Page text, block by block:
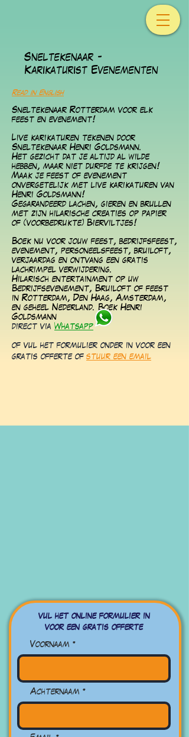
Sneltekenaar -
Karikaturist Evenementen
Read in English
Sneltekenaar Rotterdam voor elk
feest en evenement!
Live karikaturen tekenen door
Sneltekenaar Henri Goldsmann.
Het gezicht dat je altijd al wilde
hebben, maar niet durfde te krijgen!
Maak je feest of evenement
onvergetelijk met live karikaturen van
Henri Goldsmann!
Gegarandeerd lachen, gieren en brullen
met zijn hilarische creaties op papier
of (voorbedrukte) Bierviltjes!
Boek nu voor jouw feest, bedrijfsfeest,
evenement, personeelsfeest, bruiloft,
verjaardag en ontvang een gratis
lachrimpel verwijdering.
Hilarisch entertainment op uw
Bedrijfsevenement, Bruiloft of feest
in Rotterdam, Den Haag, Amsterdam,
en geheel Nederland. Boek Henri
Goldsmann
direct via Whatsapp
of vul het formulier onder in voor een
gratis offerte of stuur een email
vul het online formulier in
voor een gratis offerte
Voornaam
Achternaam